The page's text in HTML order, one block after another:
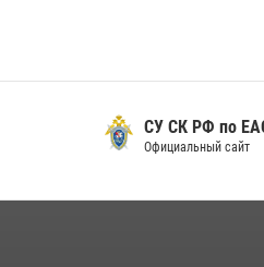
Восточного округа
футболуСУ СК РФ по
Официальный сайт